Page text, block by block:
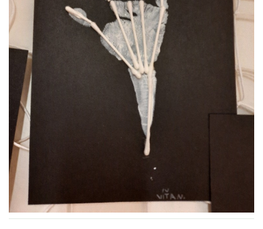
VZDĚLÁVACÍ BLOK ZÁŘÍ
VZDĚLÁVACÍ BLOK ŘÍJEN
VZDĚLÁVACÍ BLOK LISTOPAD
VZDĚLÁVACÍ BLOK PROSINEC
VZDĚLÁVACÍ BLOK LEDEN
VZDĚLÁVACÍ BLOK ÚNOR
VZDĚLÁVACÍ BLOK BŘEZEN